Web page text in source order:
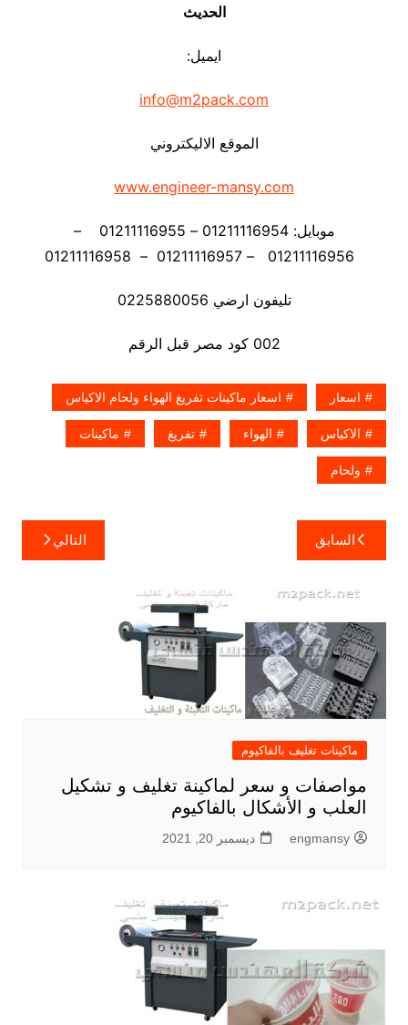
الحديث
ايميل:
info@m2pack.com
الموقع الاليكتروني
www.engineer-mansy.com
موبايل: 01211116954 – 01211116955 –
تليفون ارضي 0225880056
002 كود مصر قبل الرقم
اسعار اسعار ماكينات تفريغ الهواء ولحام الاكياس
الاكياس الهواء تفريغ ماكينات
ولحام
تصفّح
المقالات
السابق التالي
ماكينات تغليف بالفاكيوم
مواصفات و سعر لماكينة تغليف و تشكيل
العلب و الأشكال بالفاكيوم
engmansy ديسمبر 20, 2021